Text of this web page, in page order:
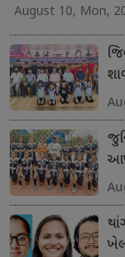
August 10, Mon,